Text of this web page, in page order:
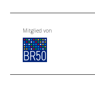
Mitglied von